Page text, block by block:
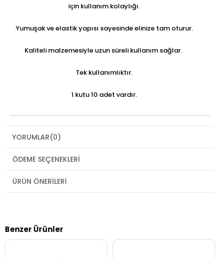
için kullanım kolaylığı.
Yumuşak ve elastik yapısı sayesinde elinize tam oturur.
Kaliteli malzemesiyle uzun süreli kullanım sağlar.
Tek kullanımlıktır.
1 kutu 10 adet vardır.
YORUMLAR(0)
ÖDEME SEÇENEKLERI
ÜRÜN ÖNERILERI
Benzer Ürünler